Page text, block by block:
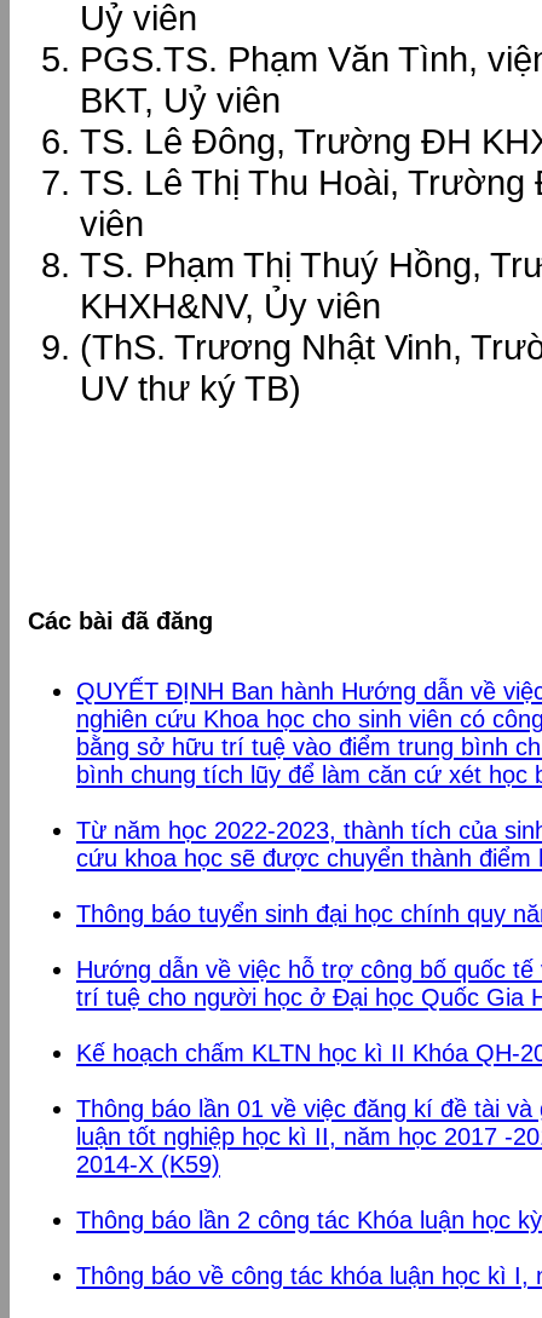
Uỷ viên
PGS.TS. Phạm Văn Tình,
BKT, Uỷ viên
TS. Lê Đông, Trường ĐH
TS. Lê Thị Thu Hoài, Trường
viên
TS. Phạm Thị Thuý Hồng,
KHXH&NV, Ủy viên
(ThS. Trương Nhật Vinh,
UV thư ký TB)
Các bài đã đăng
QUYẾT ĐỊNH Ban hành Hướng dẫn về
nghiên cứu Khoa học cho sinh viên có
bằng sở hữu trí tuệ vào điểm trung bình
bình chung tích lũy để làm căn cứ xét học
Từ năm học 2022-2023, thành tích của
cứu khoa học sẽ được chuyển thành
Thông báo tuyển sinh đại học chính quy
Hướng dẫn về việc hỗ trợ công bố quốc
trí tuệ cho người học ở Đại học Quốc Gia
Kế hoạch chấm KLTN học kì II Khóa QH-
Thông báo lần 01 về việc đăng kí đề tài
luận tốt nghiệp học kì II, năm học 2017 -
2014-X (K59)
Thông báo lần 2 công tác Khóa luận học
Thông báo về công tác khóa luận học kì I,